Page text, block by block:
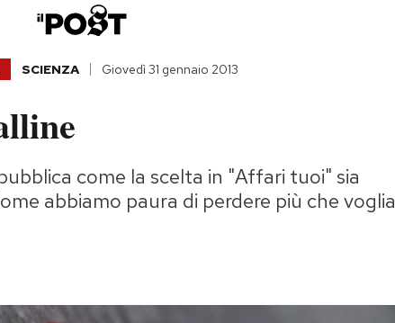
SCIENZA Giovedì 31 gennaio 2013
come la scelta in "Affari tuoi" sia
abbiamo paura di perdere più che voglia